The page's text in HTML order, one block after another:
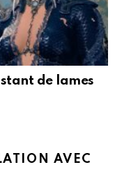
de lames
AVEC